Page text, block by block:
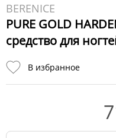
BERENICE
PURE GOLD
средство для
В избранное